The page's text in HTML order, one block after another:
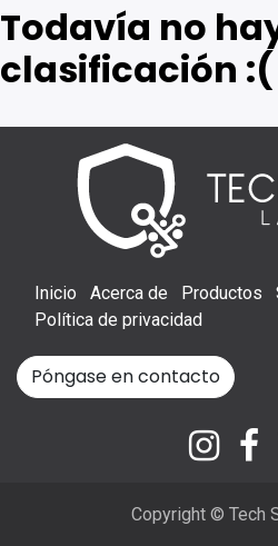
Todavía no
clasificación :(
Inicio Acerca de Productos
Política de privacidad
Póngase en contacto
Copyright © Tech